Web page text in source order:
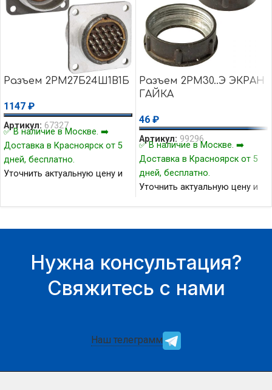
Разъем 2РМ27Б24Ш1В1Б
1147 ₽
Артикул: 67327
✅ В наличие в Москве. ➡️
Доставка в Красноярск от 5
дней, бесплатно.
Уточнить актуальную цену и
Разъем 2РМ30..Э ЭКРАН
ГАЙКА
46 ₽
Артикул: 99296
✅ В наличие в Москве. ➡️
Доставка в Красноярск от 5
дней, бесплатно.
Уточнить актуальную цену и
Нужна консультация?
Свяжитесь с нами
Наш телеграмм